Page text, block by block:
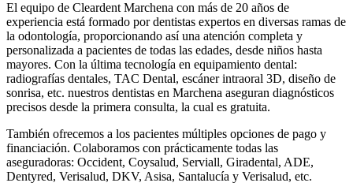
El equipo de Cleardent Marchena con más de 20 años de
experiencia está formado por dentistas expertos en diversas ramas de
la odontología, proporcionando así una atención completa y
personalizada a pacientes de todas las edades, desde niños hasta
mayores. Con la última tecnología en equipamiento dental:
radiografías dentales, TAC Dental, escáner intraoral 3D, diseño de
sonrisa, etc. nuestros dentistas en Marchena aseguran diagnósticos
precisos desde la primera consulta, la cual es gratuita.
También ofrecemos a los pacientes múltiples opciones de pago y
financiación. Colaboramos con prácticamente todas las
aseguradoras: Occident, Coysalud, Serviall, Giradental, ADE,
Dentyred, Verisalud, DKV, Asisa, Santalucía y Verisalud, etc.